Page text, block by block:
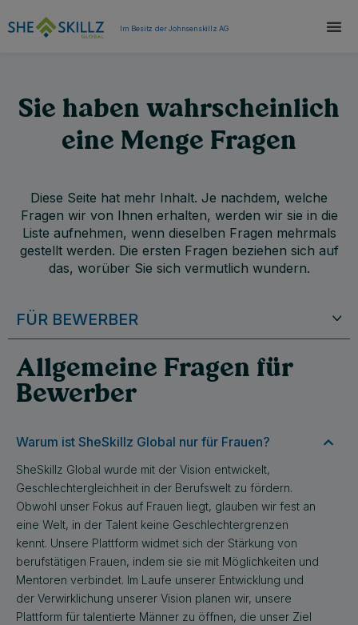
Im Besitz der Johnsenskillz AG
Sie haben wahrscheinlich
eine Menge Fragen
Diese Seite hat mehr Inhalt. Je nachdem, welche
Fragen wir von Ihnen erhalten, werden wir sie in die
Liste aufnehmen, wenn dieselben Fragen mehrmals
gestellt werden. Die ersten Fragen beziehen sich auf
das, worüber Sie sich vermutlich wundern.
FÜR BEWERBER
Allgemeine Fragen für
Bewerber
Warum ist SheSkillz Global nur für Frauen?
SheSkillz Global wurde mit der Vision entwickelt,
Geschlechtergleichheit in der Berufswelt zu fördern.
Obwohl unser Fokus auf Frauen liegt, glauben wir fest an
eine Welt, in der Talent keine Geschlechtergrenzen
kennt. Unsere Plattform widmet sich der Stärkung von
berufstätigen Frauen, indem sie sie mit Möglichkeiten und
Mentoren verbindet. Im Laufe unserer Entwicklung und
der Verwirklichung unserer Vision planen wir, unsere
Plattform für talentierte Männer zu öffnen, die unser Ziel